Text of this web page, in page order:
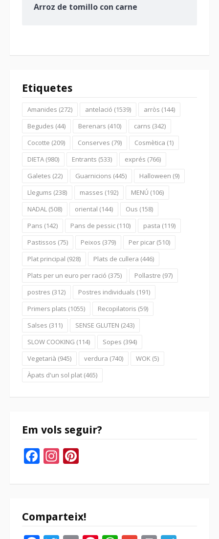
Arroz de tomillo con carne
Etiquetes
Amanides (272) antelació (1539) arròs (144)
Begudes (44) Berenars (410) carns (342)
Cocotte (209) Conserves (79) Cosmètica (1)
DIETA (980) Entrants (533) exprés (766)
Galetes (22) Guarnicions (445) Halloween (9)
Llegums (238) masses (192) MENÚ (106)
NADAL (508) oriental (144) Ous (158)
Pans (142) Pans de pessic (110) pasta (119)
Pastissos (75) Peixos (379) Per picar (510)
Plat principal (928) Plats de cullera (446)
Plats per un euro per ració (375) Pollastre (97)
postres (312) Postres individuals (191)
Primers plats (1055) Recopilatoris (59)
Salses (311) SENSE GLUTEN (243)
SLOW COOKING (114) Sopes (394)
Vegetarià (945) verdura (740) WOK (5)
Àpats d'un sol plat (465)
Em vols seguir?
Facebook
Instagram
Comparteix!